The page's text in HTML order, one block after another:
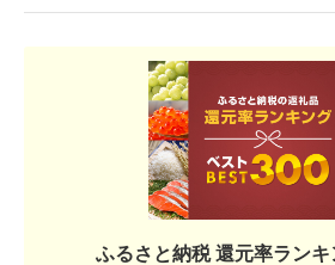
ふるさと納税 還元率ラン